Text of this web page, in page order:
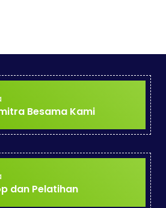
Besama Kami
dan Pelatihan